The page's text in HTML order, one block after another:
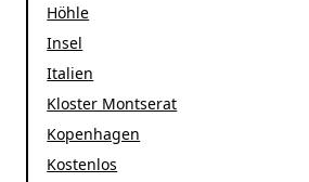
Höhle
Insel
Italien
Kloster Montserat
Kopenhagen
Kostenlos